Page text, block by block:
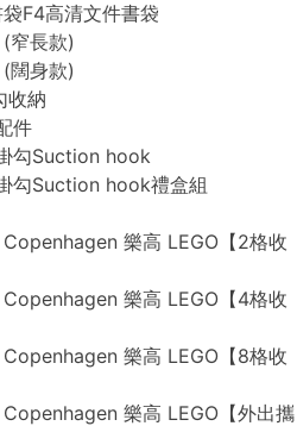
F4高清文件書袋
窄長款)
闊身款)
收納
件
勾Suction hook
勾Suction hook禮盒組
樂高 LEGO【2格收
樂高 LEGO【4格收
樂高 LEGO【8格收
樂高 LEGO【外出攜